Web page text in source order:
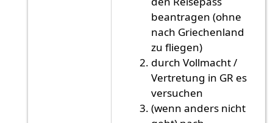
beantragen (ohne
nach Griechenland
zu fliegen)
durch Vollmacht /
Vertretung in GR es
versuchen
(wenn anders nicht